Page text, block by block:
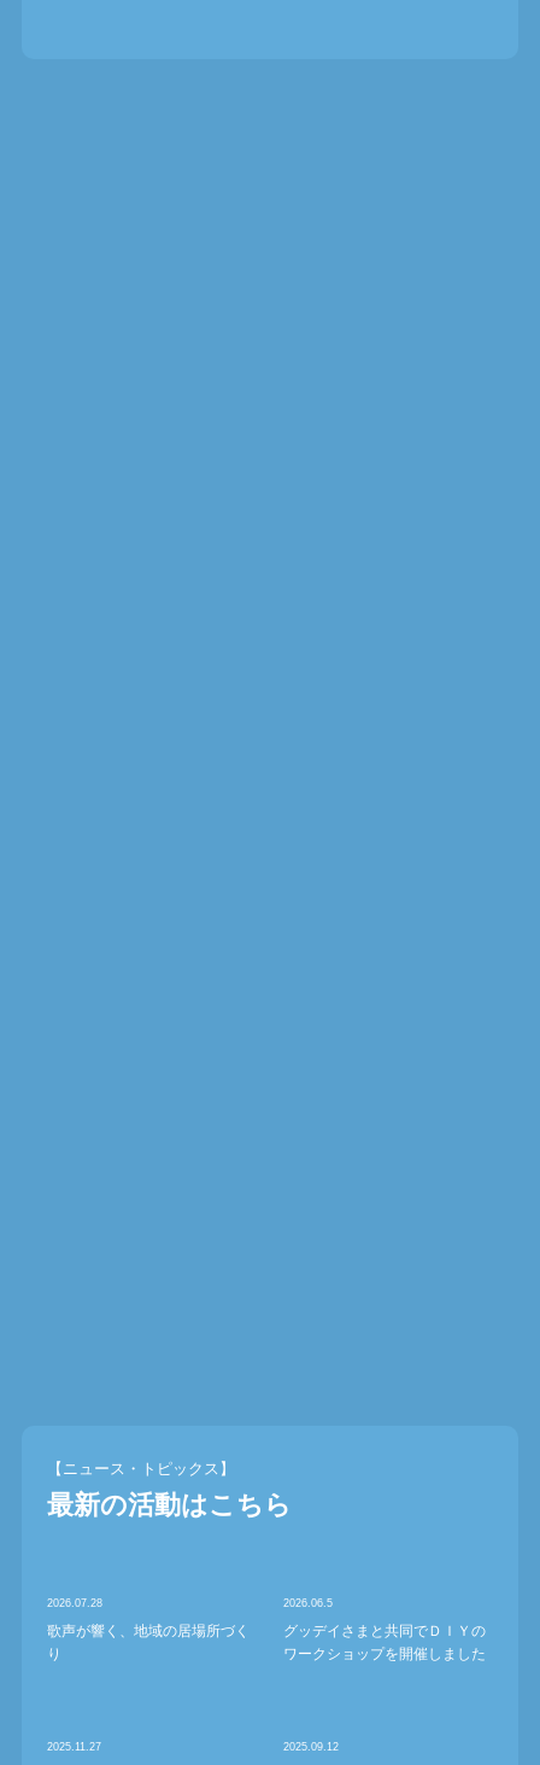
【ニュース・トピックス】
最新の活動はこちら
2026.07.28
歌声が響く、地域の居場所づく
り
2026.06.5
グッデイさまと共同でＤＩＹの
ワークショップを開催しました
2025.11.27 2025.09.12